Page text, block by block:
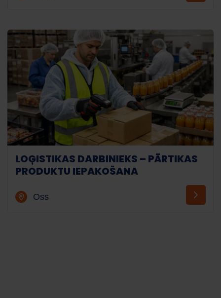
LOĢISTIKAS DARBINIEKS – PĀRTIKAS
PRODUKTU IEPAKOŠANA
Oss